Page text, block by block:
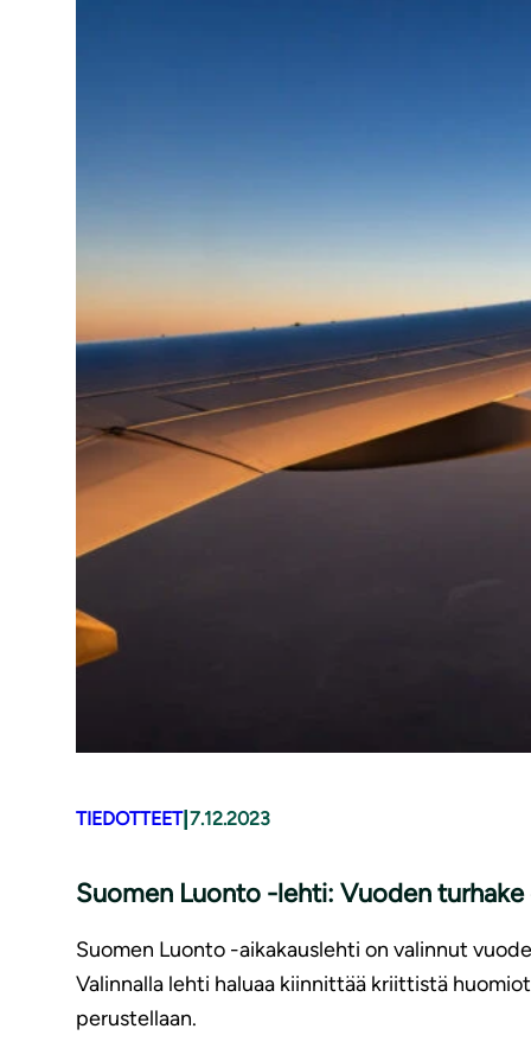
TIEDOTTEET|7.12.2023
Suomen Luonto -lehti: Vuoden
Suomen Luonto -aikakauslehti on valinnut
Valinnalla lehti haluaa kiinnittää kriittistä
perustellaan.